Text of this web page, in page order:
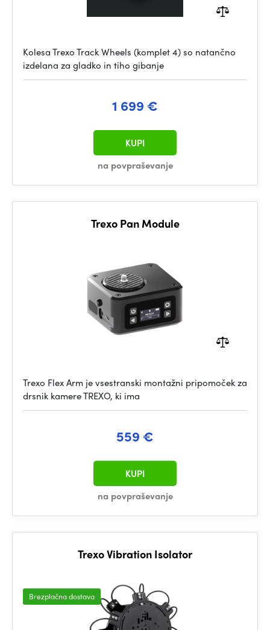
Kolesa Trexo Track Wheels (komplet 4) so natančno
izdelana za gladko in tiho gibanje
1 699 €
na povpraševanje
KUPI
Trexo Pan Module
Trexo Flex Arm je vsestranski montažni pripomoček za
drsnik kamere TREXO, ki ima
559 €
na povpraševanje
KUPI
Trexo Vibration Isolator
Brezplačna dostava